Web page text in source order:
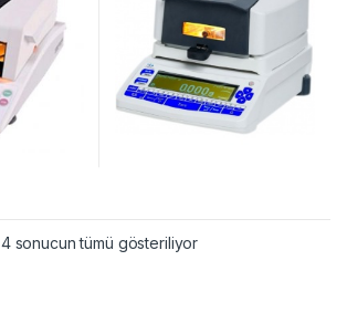
4 sonucun tümü gösteriliyor